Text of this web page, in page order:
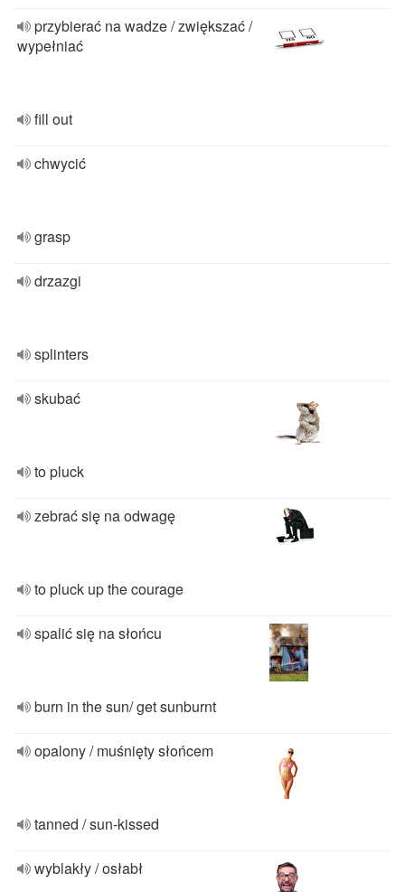
przybierać na wadze / zwiększać /
wypełniać
fill out
chwycić
grasp
drzazgi
splinters
skubać
to pluck
zebrać się na odwagę
to pluck up the courage
spalić się na słońcu
burn in the sun/ get sunburnt
opalony / muśnięty słońcem
tanned / sun-kissed
wyblakły / osłabł